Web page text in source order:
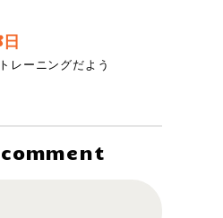
レーニングだよう